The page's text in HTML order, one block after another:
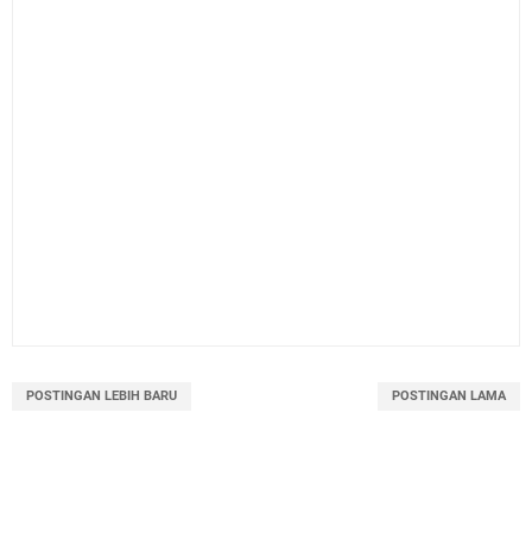
POSTINGAN LEBIH BARU POSTINGAN LAMA